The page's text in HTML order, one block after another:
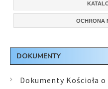
OCHRONA
DOKUMENTY
Dokumenty Kościoła